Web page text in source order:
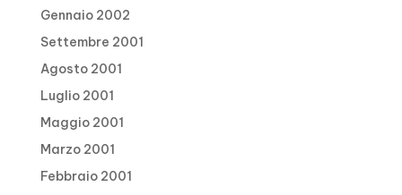
Gennaio 2002
Settembre 2001
Agosto 2001
Luglio 2001
Maggio 2001
Marzo 2001
Febbraio 2001